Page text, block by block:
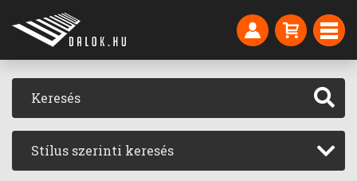
Stílus szerinti keresés